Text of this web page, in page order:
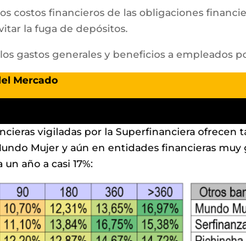
costos financieros de las obligaciones
la fuga de depósitos.
gastos generales y beneficios a empleados
Mercado
vigiladas por la Superfinanciera ofrecen
Mujer y aún en entidades financieras
año a casi 17%: